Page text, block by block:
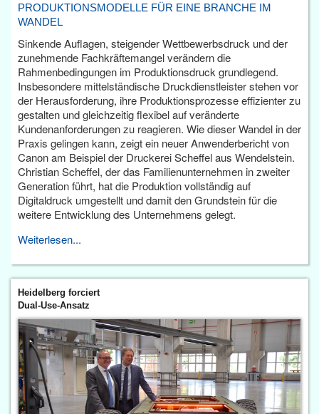
PRODUKTIONSMODELLE FÜR EINE BRANCHE IM
WANDEL
Sinkende Auflagen, steigender Wettbewerbsdruck und der
zunehmende Fachkräftemangel verändern die
Rahmenbedingungen im Produktionsdruck grundlegend.
Insbesondere mittelständische Druckdienstleister stehen vor
der Herausforderung, ihre Produktionsprozesse effizienter zu
gestalten und gleichzeitig flexibel auf veränderte
Kundenanforderungen zu reagieren. Wie dieser Wandel in der
Praxis gelingen kann, zeigt ein neuer Anwenderbericht von
Canon am Beispiel der Druckerei Scheffel aus Wendelstein.
Christian Scheffel, der das Familienunternehmen in zweiter
Generation führt, hat die Produktion vollständig auf
Digitaldruck umgestellt und damit den Grundstein für die
weitere Entwicklung des Unternehmens gelegt.
Weiterlesen...
Heidelberg forciert
Dual-Use-Ansatz